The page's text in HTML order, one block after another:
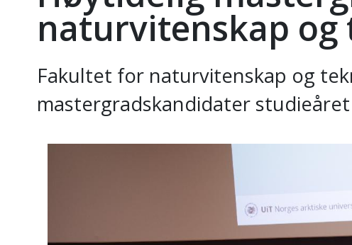
naturvitenskap og
Fakultet for naturvitenskap og
mastergradskandidater